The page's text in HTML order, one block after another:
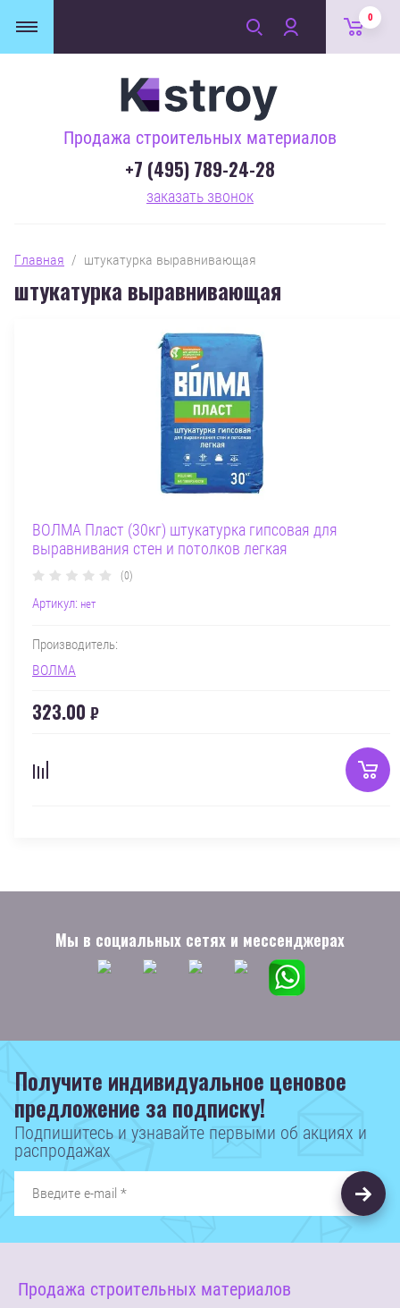
0
Продажа строительных материалов
+7 (495) 789-24-28
заказать звонок
Главная
  /  штукатурка выравнивающая
штукатурка выравнивающая
ВОЛМА Пласт (30кг) штукатурка гипсовая для
выравнивания стен и потолков легкая
(0)
Артикул: нет
Производитель:
ВОЛМА
323.00 ₽
Мы в социальных сетях и мессенджерах
Получите индивидуальное ценовое
предложение за подписку!
Подпишитесь и узнавайте первыми об акциях и
распродажах
Продажа строительных материалов